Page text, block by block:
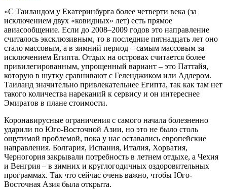
«С Таиландом у Екатеринбурга более четверти века (за
исключением двух «ковидных» лет) есть прямое
авиасообщение. Если до 2008–2009 годов это направление
считалось эксклюзивным, то в последние пятнадцать лет оно
стало массовым, а в зимний период – самым массовым за
исключением Египта. Отдых на островах считается более
привилегированным, упрощенный вариант – это Паттайя,
которую в шутку сравнивают с Геленджиком или Адлером.
Таиланд значительно привлекательнее Египта, так как там нет
такого количества нареканий к сервису и он интереснее
Эмиратов в плане стоимости.
Коронавирусные ограничения с самого начала болезненно
ударили по Юго-Восточной Азии, но это не было столь
ощутимой проблемой, пока у нас оставались европейские
направления. Болгария, Испания, Италия, Хорватия,
Черногория закрывали потребность в летнем отдыхе, а Чехия
и Венгрия – в зимних и круглогодичных оздоровительных
программах. Так что сейчас очень важно, чтобы Юго-
Восточная Азия была открыта.